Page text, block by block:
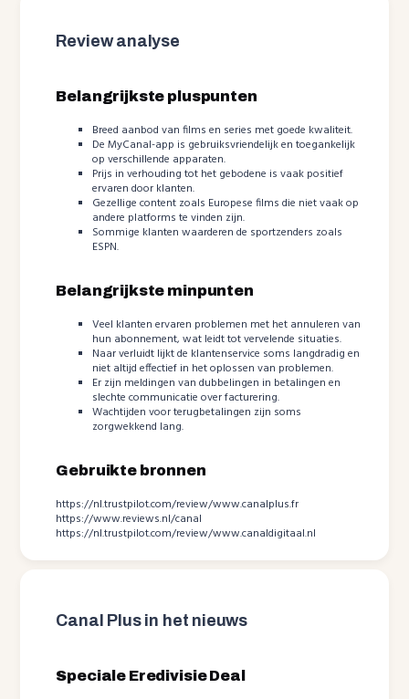
Review analyse
Belangrijkste pluspunten
Breed aanbod van films en series met goede kwaliteit.
De MyCanal-app is gebruiksvriendelijk en toegankelijk
op verschillende apparaten.
Prijs in verhouding tot het gebodene is vaak positief
ervaren door klanten.
Gezellige content zoals Europese films die niet vaak op
andere platforms te vinden zijn.
Sommige klanten waarderen de sportzenders zoals
ESPN.
Belangrijkste minpunten
Veel klanten ervaren problemen met het annuleren van
hun abonnement, wat leidt tot vervelende situaties.
Naar verluidt lijkt de klantenservice soms langdradig en
niet altijd effectief in het oplossen van problemen.
Er zijn meldingen van dubbelingen in betalingen en
slechte communicatie over facturering.
Wachtijden voor terugbetalingen zijn soms
zorgwekkend lang.
Gebruikte bronnen
https://nl.trustpilot.com/review/www.canalplus.fr
https://www.reviews.nl/canal
https://nl.trustpilot.com/review/www.canaldigitaal.nl
Canal Plus in het nieuws
Speciale Eredivisie Deal